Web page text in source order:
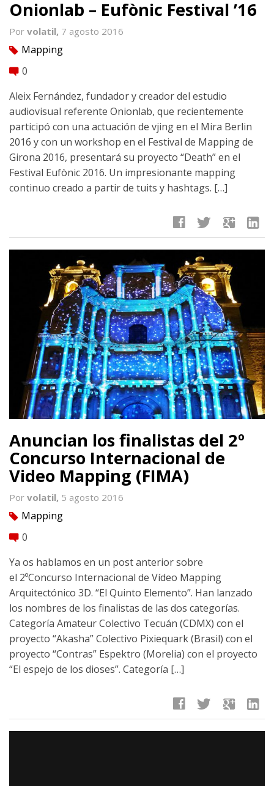
Onionlab – Eufònic Festival ’16
Por volatil, 7 agosto 2016
tag Mapping
comment 0
Aleix Fernández, fundador y creador del estudio
audiovisual referente Onionlab, que recientemente
participó con una actuación de vjing en el Mira Berlin
2016 y con un workshop en el Festival de Mapping de
Girona 2016, presentará su proyecto “Death” en el
Festival Eufònic 2016. Un impresionante mapping
continuo creado a partir de tuits y hashtags. […]
facebook twitter google linkedin
Anuncian los finalistas del 2º
Concurso Internacional de
Video Mapping (FIMA)
Por volatil, 5 agosto 2016
tag Mapping
comment 0
Ya os hablamos en un post anterior sobre
el 2ºConcurso Internacional de Vídeo Mapping
Arquitectónico 3D. “El Quinto Elemento”. Han lanzado
los nombres de los finalistas de las dos categorías.
Categoría Amateur Colectivo Tecuán (CDMX) con el
proyecto “Akasha” Colectivo Pixiequark (Brasil) con el
proyecto “Contras” Espektro (Morelia) con el proyecto
“El espejo de los dioses”. Categoría […]
facebook twitter google linkedin